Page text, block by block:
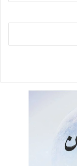
التي تحصر منصب
الحاكم) بشخص
هذا الاعتقاد
منصوصاً عليه.
خلافة الصديق
افترق الشيعة